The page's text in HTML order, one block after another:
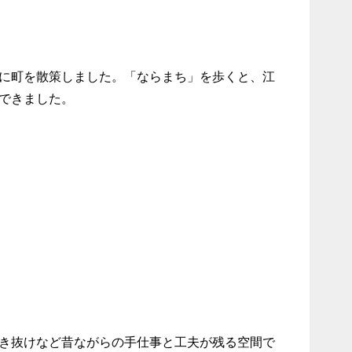
町を散策しました。「ならまち」を歩くと、江
きました。
抜けなど昔ながらの手仕事と工夫が残る空間で